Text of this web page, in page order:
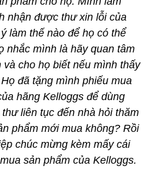
nhận được thư xin lỗi của
làm thế nào để họ có thể
nhắc mình là hãy quan tâm
cho họ biết nếu mình thấy
đã tặng mình phiếu mua
hãng Kelloggs để dùng
liên tục đến nhà hỏi thăm
phẩm mới mua không? Rồi
chúc mừng kèm mấy cái
sản phẩm của Kelloggs.